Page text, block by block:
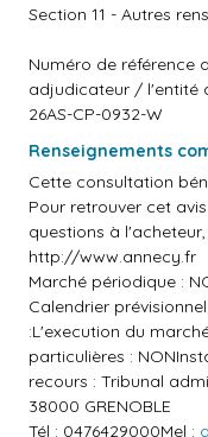
Section 11 - Autres
Numéro de référence
adjudicateur / l'entité
26AS-CP-0932-W
Renseignements
Cette consultation
Pour retrouver cet
questions à
http://www.annecy.fr
Marché périodique :
Calendrier
:L'execution du
particulières :
recours : Tribunal
38000 GRENOBLE
Tél : 0476429000Mel :